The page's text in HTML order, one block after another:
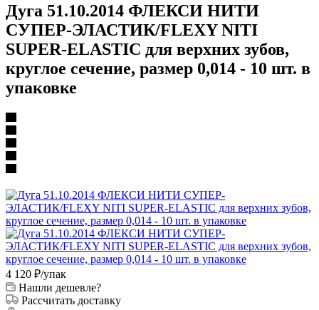
Дуга 51.10.2014 ФЛЕКСИ НИТИ
СУПЕР-ЭЛАСТИК/FLEXY NITI
SUPER-ELASTIC для верхних зубов,
круглое сечение, размер 0,014 - 10 шт. в
упаковке
4 120 ₽/упак
Нашли дешевле?
Рассчитать доставку